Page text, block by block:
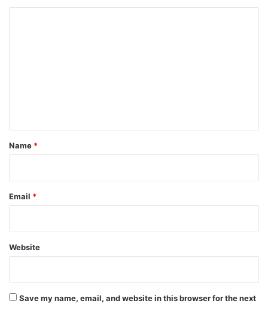
*
Name *
Email *
Website
Save my name, email, and website in this browser for the next